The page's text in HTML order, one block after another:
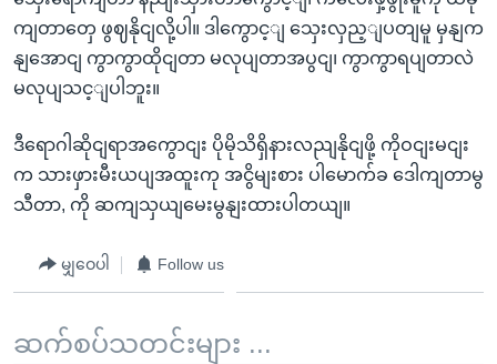
ကျတာတှေ ဖွဈနိုငျလို့ပါ။ ဒါကွောင့ျ သှေးလှည့ျပတျမူ မှနျက
နျအောငျ ကွာကွာထိုငျတာ မလုပျတာအပွငျ၊ ကွာကွာရပျတာလဲ
မလုပျသင့ျပါဘူး။
ဒီရောဂါဆိုငျရာအကွောငျး ပိုမိုသိရှိနားလညျနိုငျဖို့ ကိုဝငျးမငျး
က သားဖှားမီးယပျအထူးကု အငွိမျးစား ပါမောက်ခ ဒေါကျတာမွ
သီတာ, ကို ဆကျသှယျမေးမွနျးထားပါတယျ။
မျှဝေပါ Follow us
ဆက်စပ်သတင်းများ ...